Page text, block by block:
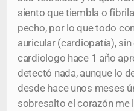
siento que tiembla o
pecho, por lo que todo
auricular (cardiopatía), sin
cardiologo hace 1 año
detectó nada, aunque lo
desde hace unos meses
sobresalto el corazón me